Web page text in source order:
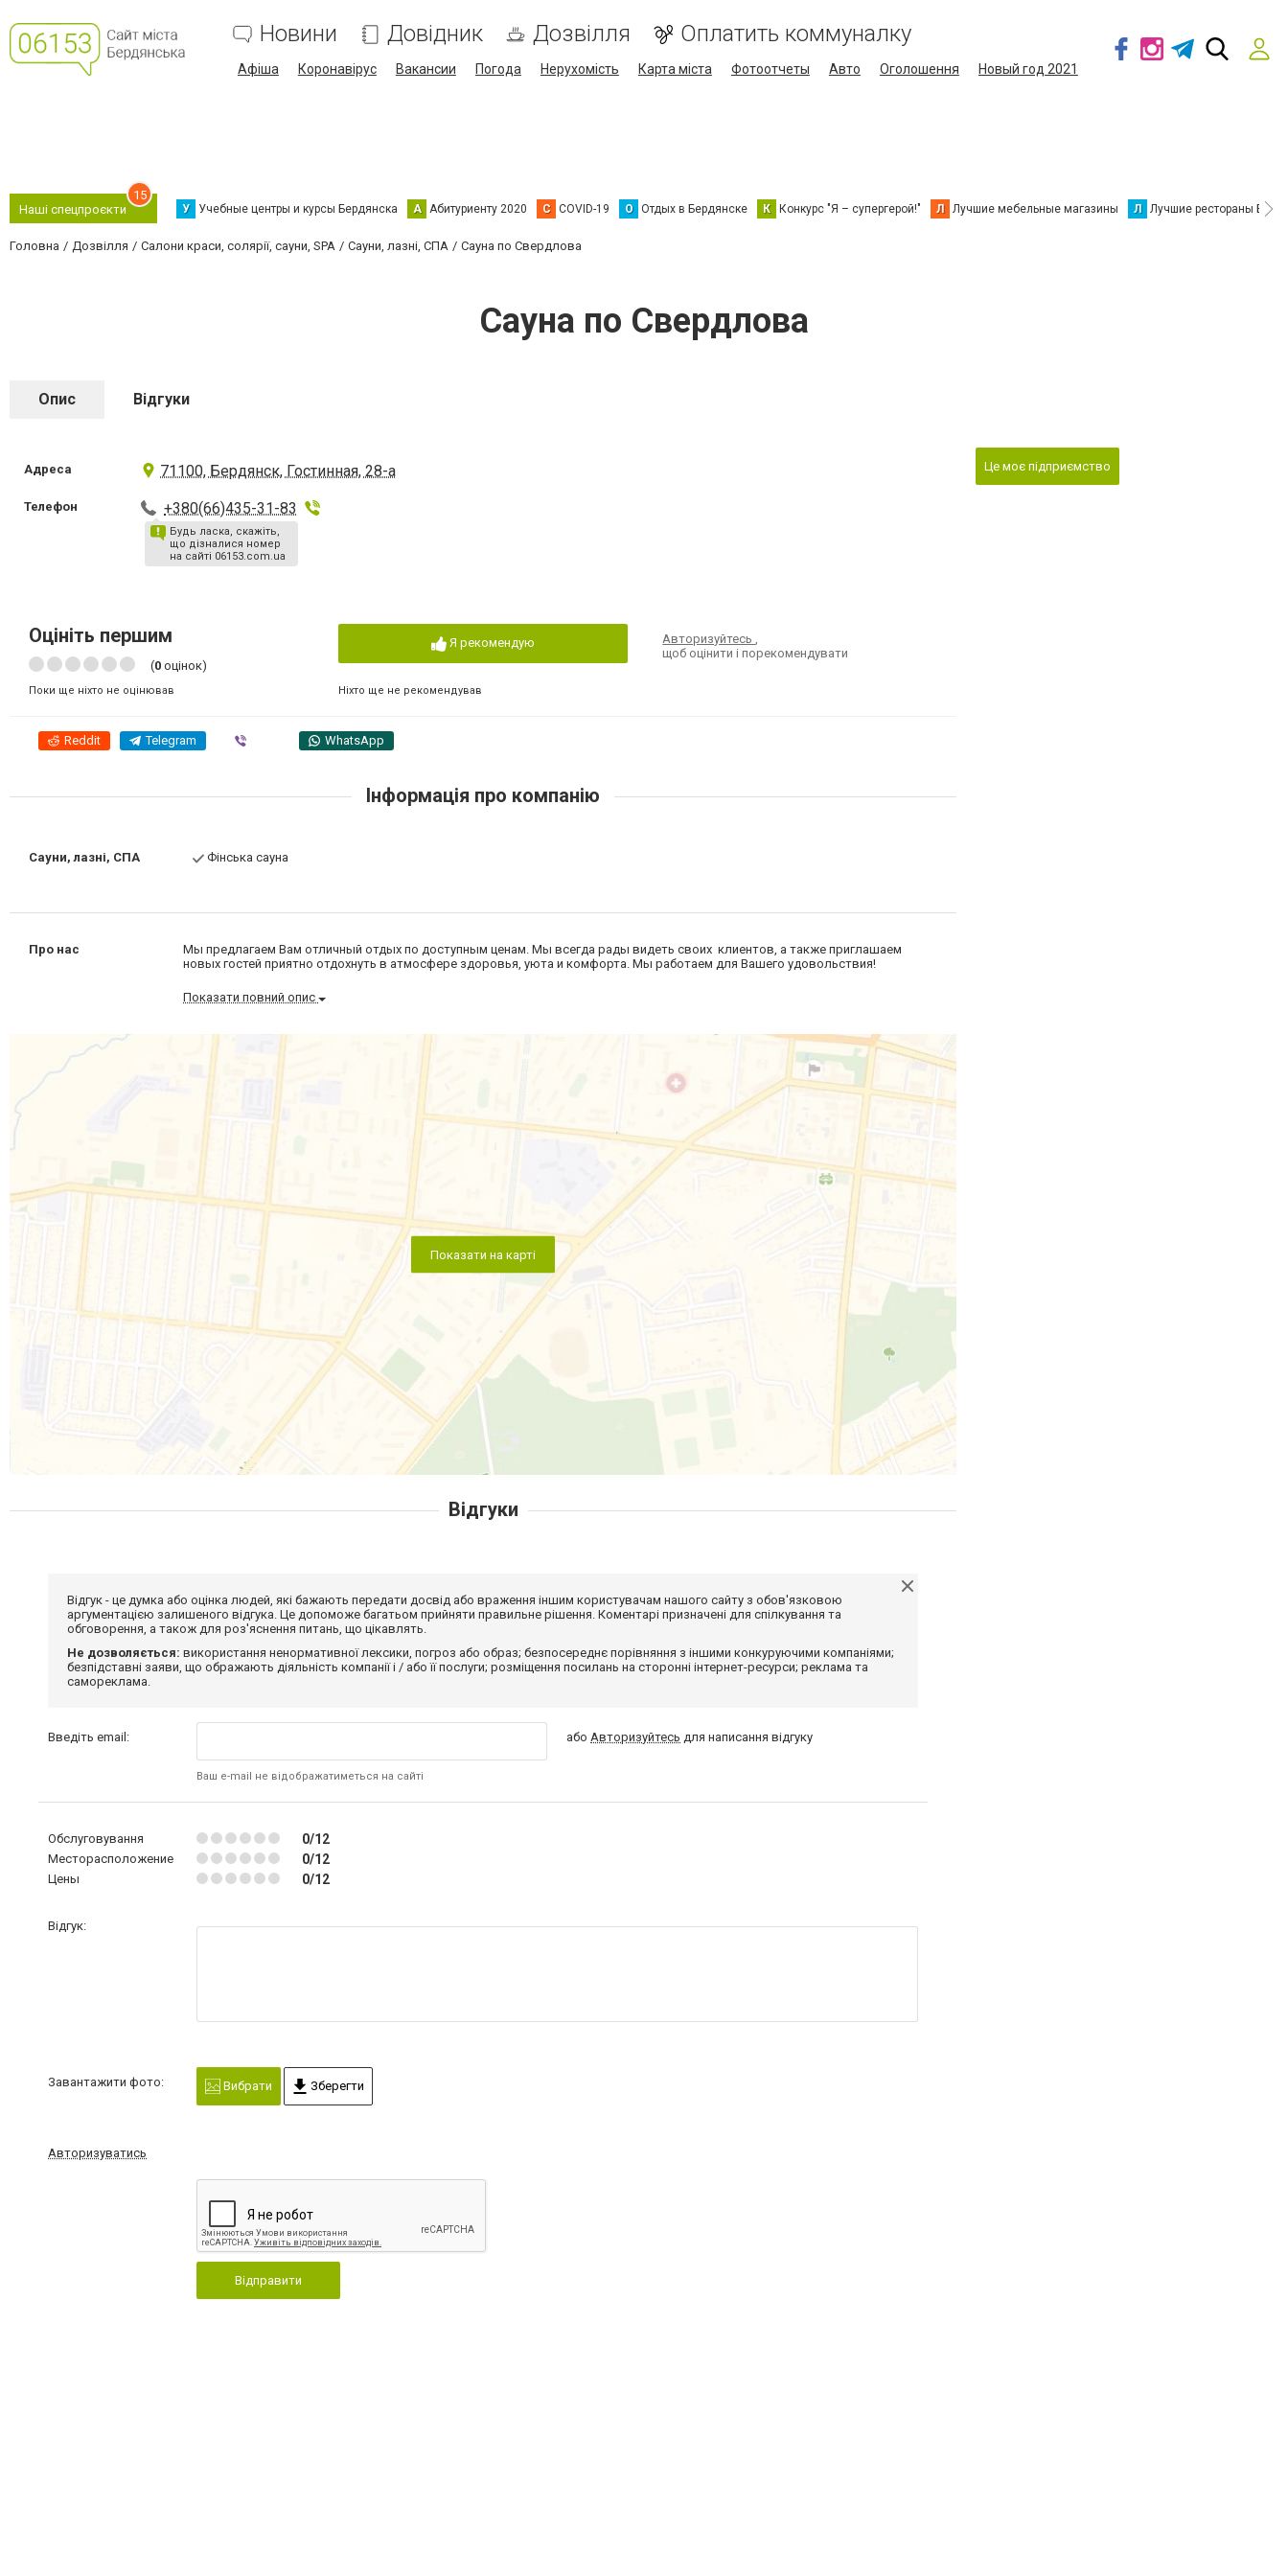
Новини Довідник Дозвілля Оплатить коммуналку
Афіша Коронавірус Вакансии Погода Нерухомість Карта міста Фотоотчеты Авто Оголошення Новый год 2021
Наші спецпроєкти
15
У Учебные центры и курсы Бердянска А Абитуриенту 2020 C COVID-19 О Отдых в Бердянске К Конкурс "Я – супергерой!" Л Лучшие мебельные магазины Л Лучшие рестораны
Головна Дозвілля Салони краси, солярії, сауни, SPA Сауни, лазні, СПА Сауна по Свердлова
Сауна по Свердлова
Опис Відгуки
Адреса 71100, Бердянск, Гостинная, 28-а
Телефон +380(66)435-31-83
Будь ласка, скажіть,
що дізналися номер
на сайті 06153.com.ua
Оцініть першим
(0 оцінок)
Поки ще ніхто не оцінював
Я рекомендую
Ніхто ще не рекомендував
Авторизуйтесь,
щоб оцінити і порекомендувати
Reddit Telegram WhatsApp
Інформація про компанію
Сауни, лазні, СПА Фінська сауна
Про нас
Мы предлагаем Вам отличный отдых по доступным ценам. Мы всегда рады видеть своих клиентов, а также приглашаем
новых гостей приятно отдохнуть в атмосфере здоровья, уюта и комфорта. Мы работаем для Вашего удовольствия!
Показати повний опис
Показати на карті
Це моє підприємство
Відгуки
Відгук - це думка або оцінка людей, які бажають передати досвід або враження іншим користувачам нашого сайту з обов'язковою
аргументацією залишеного відгука. Це допоможе багатьом прийняти правильне рішення. Коментарі призначені для спілкування та
обговорення, а також для роз'яснення питань, що цікавлять.
Не дозволяється: використання ненормативної лексики, погроз або образ; безпосереднє порівняння з іншими конкуруючими компаніями;
безпідставні заяви, що ображають діяльність компанії і / або її послуги; розміщення посилань на сторонні інтернет-ресурси; реклама та
самореклама.
Введіть email:
Ваш e-mail не відображатиметься на сайті
або Авторизуйтесь для написання відгуку
Обслуговування 0/12
Месторасположение 0/12
Цены 0/12
Відгук:
Завантажити фото: Вибрати Зберегти
Авторизуватись
Відправити